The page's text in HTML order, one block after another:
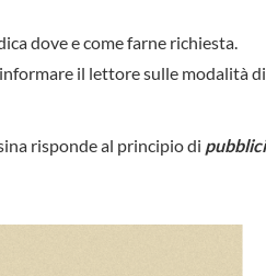
dove e come farne richiesta.
il lettore sulle modalità
risponde al principio di